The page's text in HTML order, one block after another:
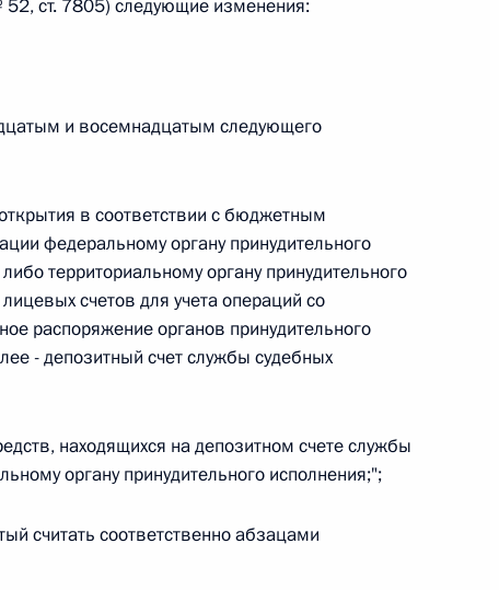
Федерации и статьи 31 и 151 Уголовно-
№ 264-ФЗ
закона «Об актах гражданского состояния»
13 статьи 3 Федерального закона «О внесении
состояния“
ст. 7805) следующие изменения:
и восемнадцатым следующего
в соответствии с бюджетным
федеральному органу принудительного
территориальному органу принудительного
счетов для учета операций со
распоряжение органов принудительного
- депозитный счет службы судебных
находящихся на депозитном счете службы
органу принудительного исполнения;";
считать соответственно абзацами